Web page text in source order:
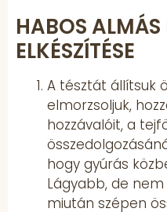
HABOS ALMÁS
ELKÉSZÍTÉSE
A tésztát állítsuk
elmorzsoljuk,
hozzávalóit, a
hogy gyúrás
Lágyabb, de
miután szépen